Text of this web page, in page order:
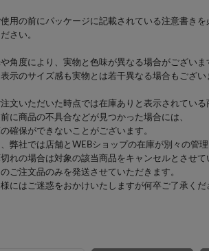
用の前にパッケージに記載されている注意書き
さい。
角度により、実物と色味が異なる場合がございま
表示のサイズ感も実物とは若干異なる場合もござい
文いただいた時点では在庫ありと表示されている
前に商品の不具合などが見つかった場合には、
確保ができないことがございます。
、弊社では店舗とWEBショップの在庫が別々の管理
れの場合は対象の該当商品をキャンセルとさせて
ご注文品のみを発送させていただきます。
にはご迷惑をおかけいたしますが何卒ご了承くだ